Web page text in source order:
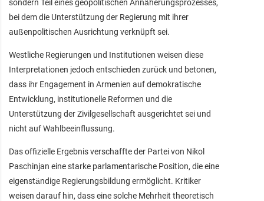
sondern Teil eines geopolitischen Annäherungsprozesses,
bei dem die Unterstützung der Regierung mit ihrer
außenpolitischen Ausrichtung verknüpft sei.
Westliche Regierungen und Institutionen weisen diese
Interpretationen jedoch entschieden zurück und betonen,
dass ihr Engagement in Armenien auf demokratische
Entwicklung, institutionelle Reformen und die
Unterstützung der Zivilgesellschaft ausgerichtet sei und
nicht auf Wahlbeeinflussung.
Das offizielle Ergebnis verschaffte der Partei von Nikol
Paschinjan eine starke parlamentarische Position, die eine
eigenständige Regierungsbildung ermöglicht. Kritiker
weisen darauf hin, dass eine solche Mehrheit theoretisch